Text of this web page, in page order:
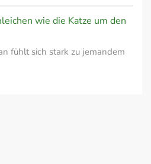
wie die Katze um den
fühlt sich stark zu jemandem